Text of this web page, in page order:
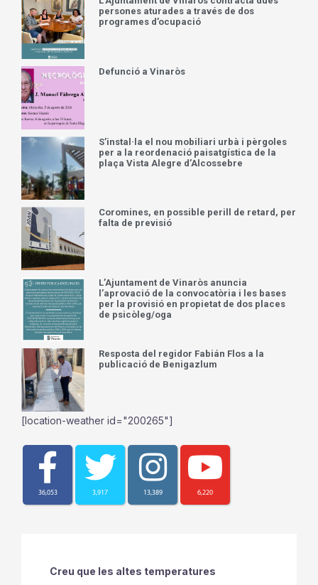
persones aturades a través de dos
programes d’ocupació
Defunció a Vinaròs
S’instal·la el nou mobiliari urbà i pèrgoles
per a la reordenació paisatgística de la
plaça Vista Alegre d’Alcossebre
Coromines, en possible perill de retard, per
falta de previsió
L’Ajuntament de Vinaròs anuncia
l’aprovació de la convocatòria i les bases
per la provisió en propietat de dos places
de psicòleg/oga
Resposta del regidor Fabián Flos a la
publicació de Benigazlum
[location-weather id="200265"]
36,053 3,917 13,389 6,220
Creu que les altes temperatures